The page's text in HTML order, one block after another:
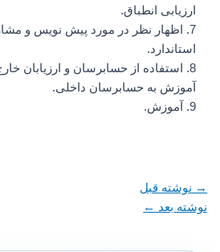
ارزیابی انطباق.
7. اظهار نظر در مورد پیش نویس و
استاندارد.
8. استفاده از حسابرسان و ارزیابان
آموزش به حسابرسان داخلی.
9. آموزش.
→نوشته قبل
نوشته بعد←